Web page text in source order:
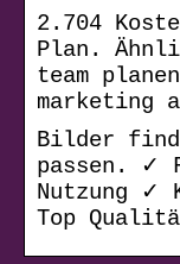
2.704
Plan.
team
marketing
Bilder
passen. ✓
Nutzung ✓
Top